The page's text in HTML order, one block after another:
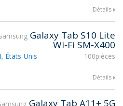
Détails
Galaxy Tab S10 Lite
Wi-Fi SM-X400
100pièces
États-Unis
Détails
Galaxy Tab А11+ 5G